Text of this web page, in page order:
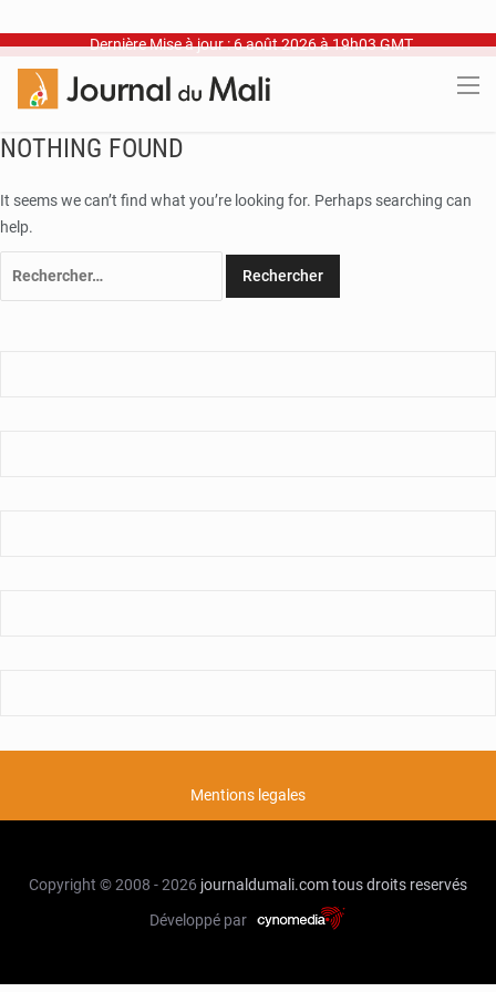
Dernière Mise à jour : 6 août 2026 à 19h03 GMT
NOTHING FOUND
It seems we can’t find what you’re looking for. Perhaps searching can
help.
Mentions legales
Copyright © 2008 - 2026 journaldumali.comtous droits reservés
Développé par